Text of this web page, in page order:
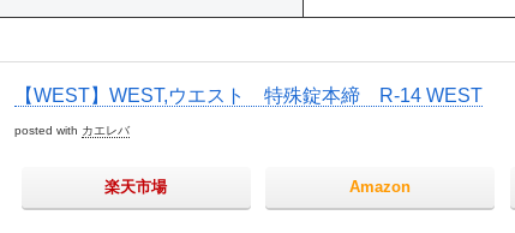
【WEST】WEST,ウエスト 特殊錠本締 R-14 WEST
posted with カエレバ
楽天市場 Amazon